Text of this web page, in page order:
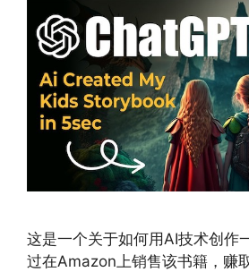
这是一个关于如何用AI技术创作
过在Amazon上销售该书籍，赚